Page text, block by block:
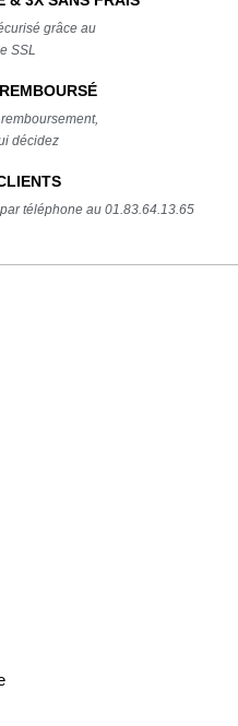
grâce au
SSL
décidez
téléphone au 01.83.64.13.65